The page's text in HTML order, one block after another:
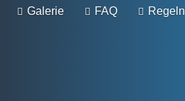
Galerie FAQ Regeln